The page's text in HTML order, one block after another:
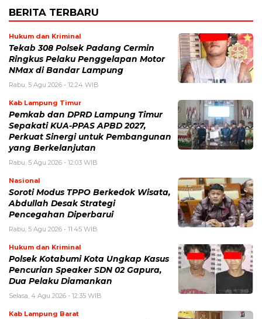
BERITA TERBARU
Hukum dan Kriminal
Tekab 308 Polsek Padang Cermin
Ringkus Pelaku Penggelapan Motor
NMax di Bandar Lampung
Rabu, 5 Agu 2026 - 12:24 WIB
Kab Lampung Timur
Pemkab dan DPRD Lampung Timur
Sepakati KUA-PPAS APBD 2027,
Perkuat Sinergi untuk Pembangunan
yang Berkelanjutan
Rabu, 5 Agu 2026 - 12:03 WIB
Nasional
Soroti Modus TPPO Berkedok Wisata,
Abdullah Desak Strategi
Pencegahan Diperbarui
Rabu, 5 Agu 2026 - 11:45 WIB
Hukum dan Kriminal
Polsek Kotabumi Kota Ungkap Kasus
Pencurian Speaker SDN 02 Gapura,
Dua Pelaku Diamankan
Selasa, 4 Agu 2026 - 12:35 WIB
Kab Lampung Barat